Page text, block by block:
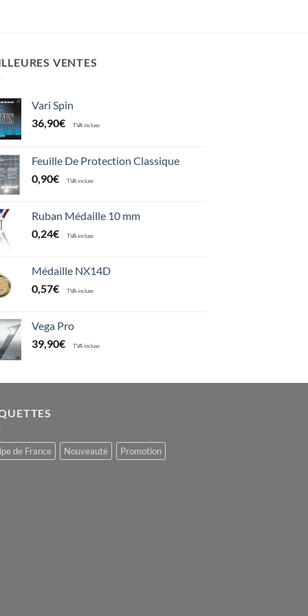
VENTES
Vari Spin
36,90€ TVA incluse
Feuille De Protection Classique
0,90€ TVA incluse
Ruban Médaille 10 mm
0,24€ TVA incluse
Médaille NX14D
0,57€ TVA incluse
Vega Pro
39,90€ TVA incluse
de France Nouveauté Promotion